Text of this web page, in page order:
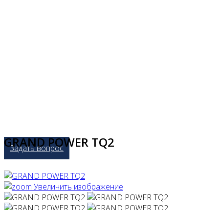
Задать вопрос
GRAND POWER TQ2
Увеличить изображение